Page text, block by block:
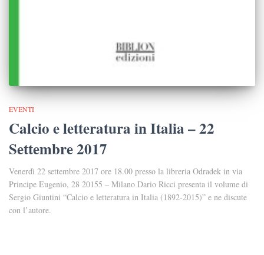
EVENTI
Calcio e letteratura in Italia – 22
Settembre 2017
Venerdì 22 settembre 2017 ore 18.00 presso la libreria Odradek in via
Principe Eugenio, 28 20155 – Milano Dario Ricci presenta il volume di
Sergio Giuntini “Calcio e letteratura in Italia (1892-2015)” e ne discute
con l’autore.